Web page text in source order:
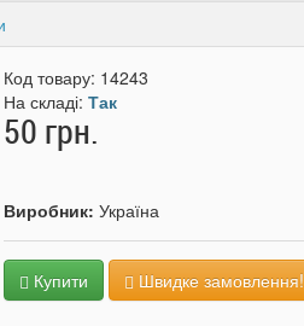
Код товару: 14243
На складі:Так
50 грн.
Виробник:Україна
Купити Швидке замовлення!